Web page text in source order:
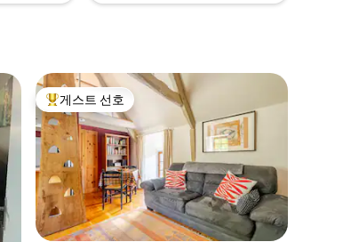
상위 게스트 선호
게스트 선호